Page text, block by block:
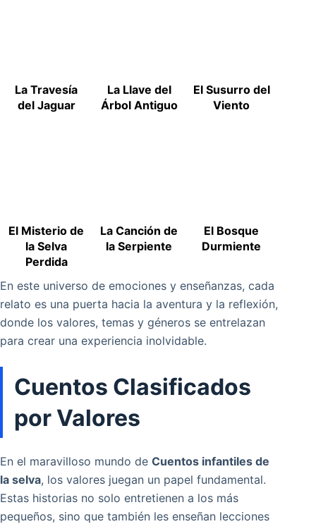
La Travesía
del Jaguar
La Llave del
Árbol Antiguo
El Susurro del
Viento
El Misterio de
la Selva
Perdida
La Canción de
la Serpiente
El Bosque
Durmiente
En este universo de emociones y enseñanzas, cada
relato es una puerta hacia la aventura y la reflexión,
donde los valores, temas y géneros se entrelazan
para crear una experiencia inolvidable.
Cuentos Clasificados
por Valores
En el maravilloso mundo de Cuentos infantiles de
la selva, los valores juegan un papel fundamental.
Estas historias no solo entretienen a los más
pequeños, sino que también les enseñan lecciones